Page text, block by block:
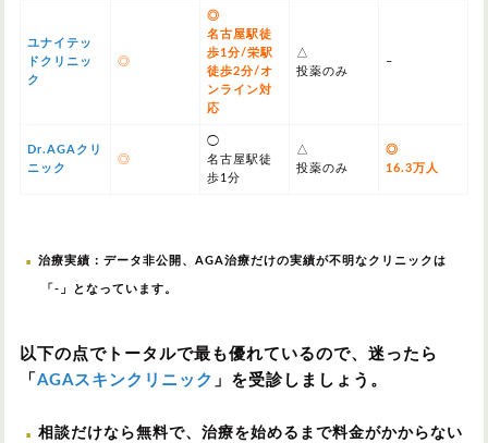
ユナイテッ
ドクリニッ
ク
◎
◎
名古屋駅徒
歩1分/栄駅
徒歩2分/オ
ンライン対
応
△
投薬のみ
–
Dr.AGAクリ
ニック
◎
◯
名古屋駅徒
歩1分
△
投薬のみ
◎
16.3万人
治療実績：データ非公開、AGA治療だけの実績が不明なクリニックは
「-」となっています。
以下の点でトータルで最も優れているので、迷ったら
「 AGAスキンクリニック 」を受診しましょう。
相談だけなら無料で、治療を始めるまで料金がかからない